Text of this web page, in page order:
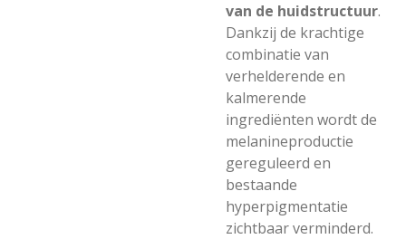
van de huidstructuur.
Dankzij de krachtige
combinatie van
verhelderende en
kalmerende
ingrediënten wordt de
melanineproductie
gereguleerd en
bestaande
hyperpigmentatie
zichtbaar verminderd.